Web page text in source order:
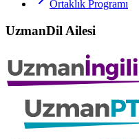
Ortaklık Programı
UzmanDil Ailesi